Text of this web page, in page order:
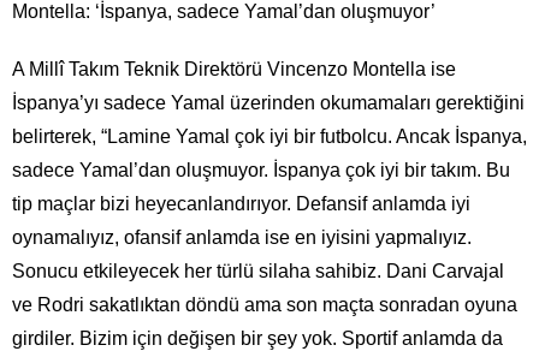
Montella: ‘İspanya, sadece Yamal’dan oluşmuyor’
A Millî Takım Teknik Direktörü Vincenzo Montella ise
İspanya’yı sadece Yamal üzerinden okumamaları gerektiğini
belirterek, “Lamine Yamal çok iyi bir futbolcu. Ancak İspanya,
sadece Yamal’dan oluşmuyor. İspanya çok iyi bir takım. Bu
tip maçlar bizi heyecanlandırıyor. Defansif anlamda iyi
oynamalıyız, ofansif anlamda ise en iyisini yapmalıyız.
Sonucu etkileyecek her türlü silaha sahibiz. Dani Carvajal
ve Rodri sakatlıktan döndü ama son maçta sonradan oyuna
girdiler. Bizim için değişen bir şey yok. Sportif anlamda da